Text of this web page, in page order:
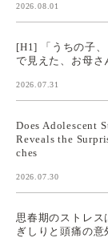
2026.08.01
[H1] 「うちの子
で見えた、お母さ
2026.07.31
Does Adolescent
Reveals the
ches
2026.07.30
思春期のストレ
ぎしりと頭痛の意